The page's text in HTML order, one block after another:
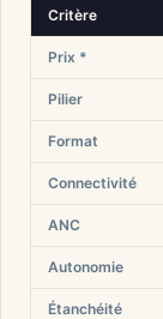
Critère
Prix *
Pilier
Format
Connectivité
ANC
Autonomie
Étanchéité